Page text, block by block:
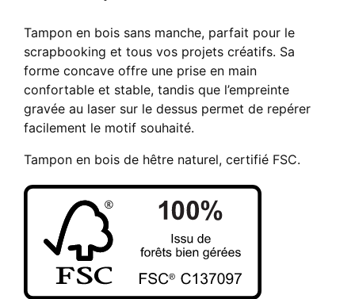
Tampon en bois sans manche, parfait pour le
scrapbooking et tous vos projets créatifs. Sa
forme concave offre une prise en main
confortable et stable, tandis que l’empreinte
gravée au laser sur le dessus permet de repérer
facilement le motif souhaité.
Tampon en bois de hêtre naturel, certifié FSC.